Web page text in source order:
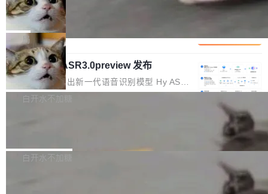
件之中，形成高度复杂的知识关联网络。传统的
代码检索手段（如关键词匹配、目录遍历）仅能
在语法层面完成文本定位，难以触及代码的语义
内涵与结构关联，导致开发者使用代码智能体在
理解大规模代码仓时面临显著"代码仓理解"瓶
颈。 代码仓深度理解服务（以下简称" CodeBas
e深度理解服务"）是华为云码道（CodeA...
数据。 王某2024年1月入职东城区某科技公司AI
短剧部门，有互联网大厂背景。在公司内部架构
调整期间，部门三次通知全员将数据从A集群迁
移到B集群，王某都回复了"收到"。 他没有迁移
数据。2024年9月3日下午4点，他使用此前登录
的账号密码进入A集群，输入了一条被程序员圈
称为"删库跑路"的命令——最高管理员权限、无
自研的多个文生3D和...
Cloudflare 分享推理优化实践：KV ca
che 量化 + 权重压缩，吞吐量提升 4
1%，成本降 30%
Kimi 和 GLM 是当前最强的大模型系列之一，但
它们有一个共同的问题：太吃显存了。月之暗面
的 Kimi K 系列和智谱的 GLM 都是长上下文、M
oE 架构的大模型，好用到让人上瘾，但 GPU 显
存永远不够用。 Cloudflare 的 Workers AI 团队
一直在跑这些模型的推理。他们在官方博客上发
整性保护。效果是：吞吐量提升 41%，每 token
局
腾讯混元 Hy ASR3.0preview 发布
腾讯混元正式推出新一代语音识别模型 Hy ASR
3.0preview。基于最新一代大语言模型 Hy3 的
让语音识别不再只是听清，而是真正听懂。通过
白开水不加糖
新和少量网页兼容性修复版本。 Changes/fixe
白开水不加糖